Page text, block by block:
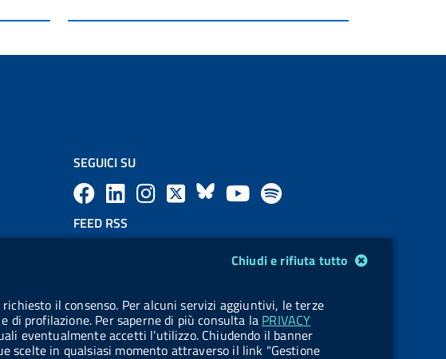
Chiudi e rifiuta tutto
il consenso. Per alcuni servizi aggiuntivi, le terze
profilazione. Per saperne di più consulta la PRIVACY
eventualmente accetti l’utilizzo. Chiudendo il banner
scelte in qualsiasi momento attraverso il link "Gestione
SEGUICI SU
F
a
b
o
L
e
d
l
.
X
B
s
k
Y
u
u
b
l
b
l
.
FEED RSS
e
d
Gestione cookie